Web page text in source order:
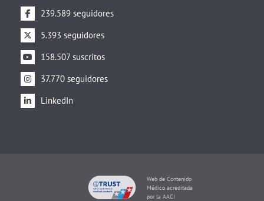
239.589 seguidores
5.393 seguidores
158.507 suscritos
37.770 seguidores
LinkedIn
Web de Contenido
Médico acreditada
por la AACI